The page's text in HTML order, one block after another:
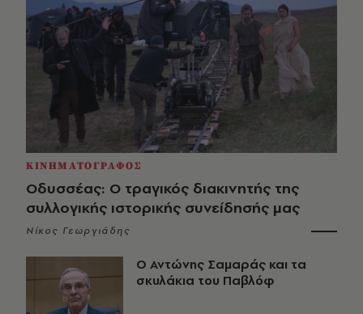
ΚΙΝΗΜΑΤΟΓΡΑΦΟΣ
Οδυσσέας: Ο τραγικός διακινητής της
συλλογικής ιστορικής συνείδησής μας
Νίκος Γεωργιάδης
Ο Αντώνης Σαμαράς και τα
σκυλάκια του Παβλόφ